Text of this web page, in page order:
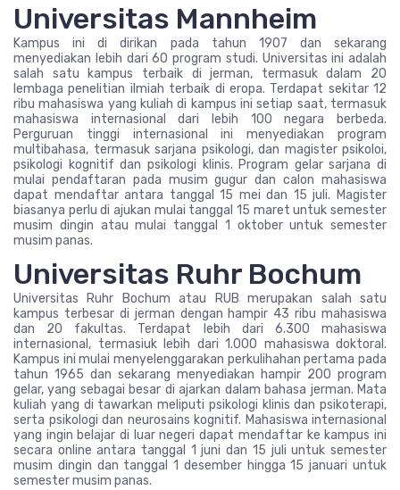
Universitas Mannheim
Kampus ini di dirikan pada tahun 1907 dan sekarang
menyediakan lebih dari 60 program studi. Universitas ini adalah
salah satu kampus terbaik di jerman, termasuk dalam 20
lembaga penelitian ilmiah terbaik di eropa. Terdapat sekitar 12
ribu mahasiswa yang kuliah di kampus ini setiap saat, termasuk
mahasiswa internasional dari lebih 100 negara berbeda.
Perguruan tinggi internasional ini menyediakan program
multibahasa, termasuk sarjana psikologi, dan magister psikoloi,
psikologi kognitif dan psikologi klinis. Program gelar sarjana di
mulai pendaftaran pada musim gugur dan calon mahasiswa
dapat mendaftar antara tanggal 15 mei dan 15 juli. Magister
biasanya perlu di ajukan mulai tanggal 15 maret untuk semester
musim dingin atau mulai tanggal 1 oktober untuk semester
musim panas.
Universitas Ruhr Bochum
Universitas Ruhr Bochum atau RUB merupakan salah satu
kampus terbesar di jerman dengan hampir 43 ribu mahasiswa
dan 20 fakultas. Terdapat lebih dari 6.300 mahasiswa
internasional, termasiuk lebih dari 1.000 mahasiswa doktoral.
Kampus ini mulai menyelenggarakan perkulihahan pertama pada
tahun 1965 dan sekarang menyediakan hampir 200 program
gelar, yang sebagai besar di ajarkan dalam bahasa jerman. Mata
kuliah yang di tawarkan meliputi psikologi klinis dan psikoterapi,
serta psikologi dan neurosains kognitif. Mahasiswa internasional
yang ingin belajar di luar negeri dapat mendaftar ke kampus ini
secara online antara tanggal 1 juni dan 15 juli untuk semester
musim dingin dan tanggal 1 desember hingga 15 januari untuk
semester musim panas.